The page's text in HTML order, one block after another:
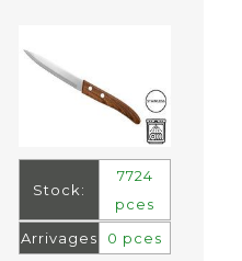
Stock:
7724
pces
Arrivages
0 pces